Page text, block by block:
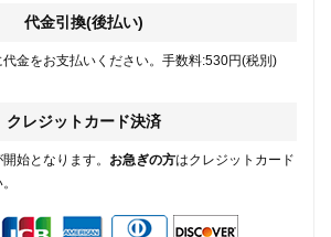
代金引換(後払い)
金をお支払いください。手数料:530円(税別)
クレジットカード決済
始となります。 お急ぎの方はクレジットカード